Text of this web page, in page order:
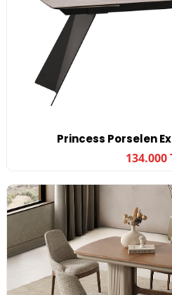
Princess Porselen
134.000